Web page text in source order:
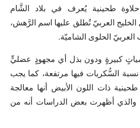
طحينية يُعرف في بلاد الشَّام
الخليج العربيّ تُطلق عليها اسم الرَّهش،
العربيّ الحلوى الشاميّة.
كبيرةٍ ودون بذل أي مجهودٍ عضليٍّ
نسبة السُّكريات فيها مرتفعة، كما يجب
ذات اللون الأبيض أنها معالجة
والذي أظهرت بعض الدراسات أنه من